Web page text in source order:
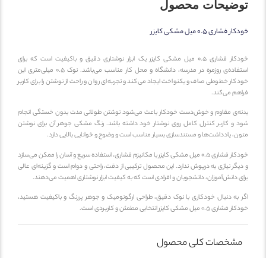
توضیحات محصول
خودکار فشاری 0.5 میل مشکی کایزر
خودکار فشاری 0.5 میل مشکی کایزر یک ابزار نوشتاری دقیق و باکیفیت است که برای
استفاده‌ی روزمره در مدرسه، دانشگاه و محل کار مناسب می‌باشد. نوک 0.5 میلی‌متری این
خودکار خطوطی صاف و یکنواخت ایجاد می‌کند و تجربه‌ای روان و راحت از نوشتن را برای کاربر
فراهم می‌کند.
بدنه‌ی مقاوم و خوش‌دست خودکار باعث می‌شود نوشتن طولانی مدت بدون خستگی انجام
شود و کاربر کنترل کامل روی نوشتار خود داشته باشد. رنگ مشکی جوهر آن برای نوشتن
متون، یادداشت‌ها و مستندسازی بسیار مناسب است و وضوح و خوانایی بالایی دارد.
خودکار فشاری 0.5 میل مشکی کایزر با مکانیزم فشاری، استفاده سریع و آسان را ممکن می‌سازد
و دیگر نیازی به درپوش ندارد. این محصول ترکیبی از دقت، راحتی و دوام است و گزینه‌ای عالی
برای دانش‌آموزان، دانشجویان و افرادی است که به کیفیت ابزار نوشتاری اهمیت می‌دهند.
اگر به دنبال خودکاری با نوک دقیق، طراحی ارگونومیک و جوهر پررنگ و باکیفیت هستید،
خودکار فشاری 0.5 میل مشکی کایزر انتخابی مطمئن و کاربردی است.
مشخصات کلی محصول